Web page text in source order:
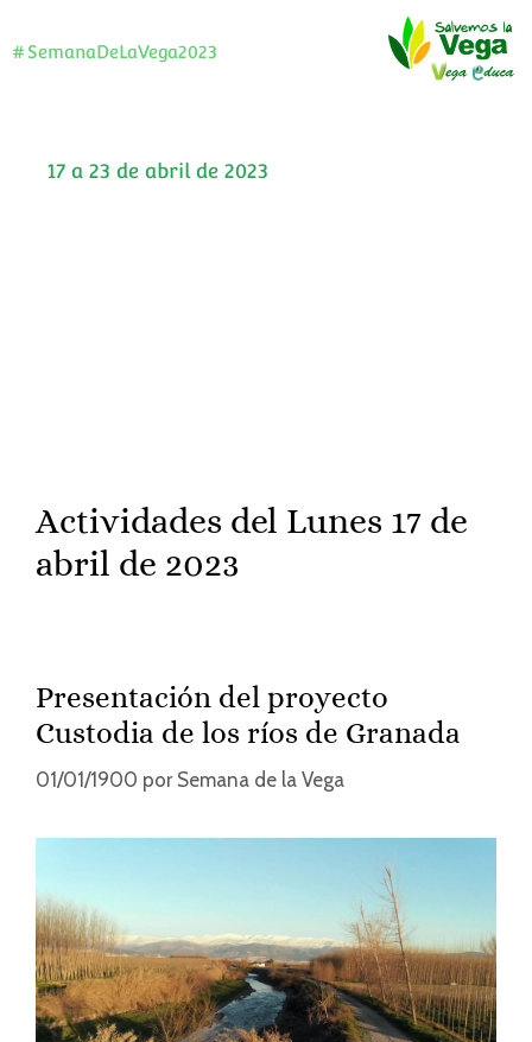
#SemanaDeLaVega2023
17 a 23 de abril de 2023
Actividades del Lunes 17 de
abril de 2023
Presentación del proyecto
Custodia de los ríos de Granada
01/01/1900 por Semana de la Vega